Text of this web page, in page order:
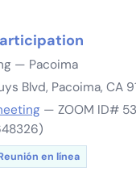
— Pacoima
Blvd, Pacoima, CA
— ZOOM ID#
en línea